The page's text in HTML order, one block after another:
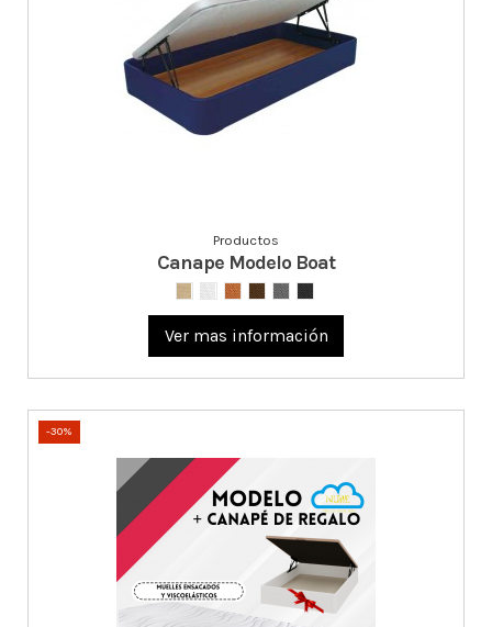
Productos
Canape Modelo Boat
Ver mas información
-30%